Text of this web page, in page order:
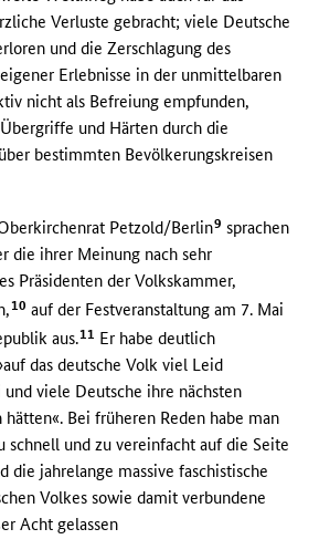
Verluste gebracht; viele Deutsche
und die Zerschlagung des
Erlebnisse in der unmittelbaren
nicht als Befreiung empfunden,
und Härten durch die
bestimmten Bevölkerungskreisen
Petzold/Berlin9 sprachen
die ihrer Meinung nach sehr
Präsidenten der Volkskammer,
10 auf der Festveranstaltung am 7. Mai
aus.11 Er habe deutlich
das deutsche Volk viel Leid
viele Deutsche ihre nächsten
Bei früheren Reden habe man
schnell und zu vereinfacht auf die Seite
die jahrelange massive faschistische
Volkes sowie damit verbundene
Acht gelassen